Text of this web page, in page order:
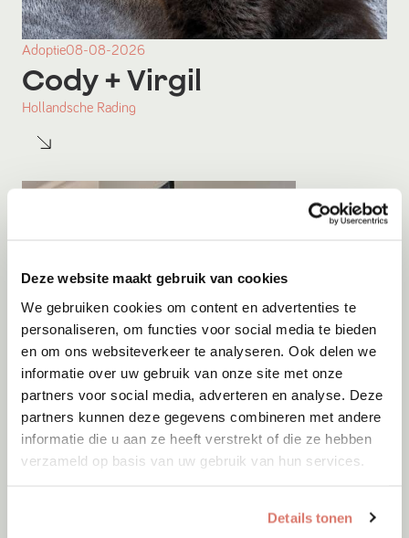
Deze website maakt gebruik van cookies
We gebruiken cookies om content en advertenties te
personaliseren, om functies voor social media te bieden
en om ons websiteverkeer te analyseren. Ook delen we
informatie over uw gebruik van onze site met onze
partners voor social media, adverteren en analyse. Deze
partners kunnen deze gegevens combineren met andere
informatie die u aan ze heeft verstrekt of die ze hebben
verzameld op basis van uw gebruik van hun services.
Details tonen
Adoptie08-08-2026
Cody+ Virgil
Hollandsche Rading